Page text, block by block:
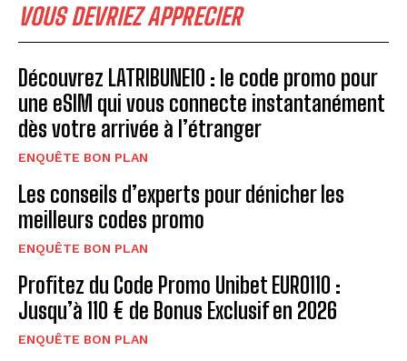
VOUS DEVRIEZ APPRECIER
Découvrez LATRIBUNE10 : le code promo pour
une eSIM qui vous connecte instantanément
dès votre arrivée à l’étranger
ENQUÊTE BON PLAN
Les conseils d’experts pour dénicher les
meilleurs codes promo
ENQUÊTE BON PLAN
Profitez du Code Promo Unibet EURO110 :
Jusqu’à 110 € de Bonus Exclusif en 2026
ENQUÊTE BON PLAN